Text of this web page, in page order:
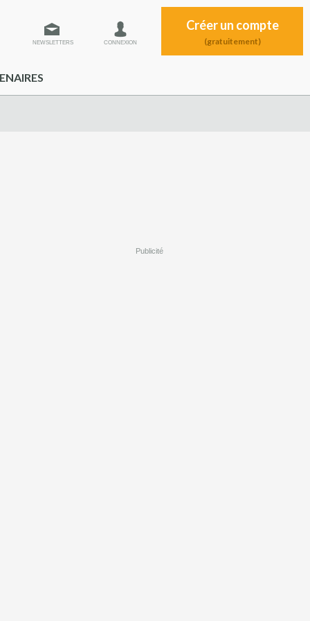
NEWSLETTERS CONNEXION
Créer un compte
(gratuitement)
Publicité